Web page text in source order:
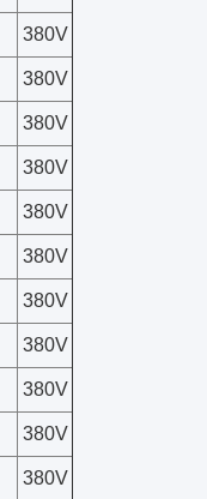
380V
380V
380V
380V
380V
380V
380V
380V
380V
380V
380V